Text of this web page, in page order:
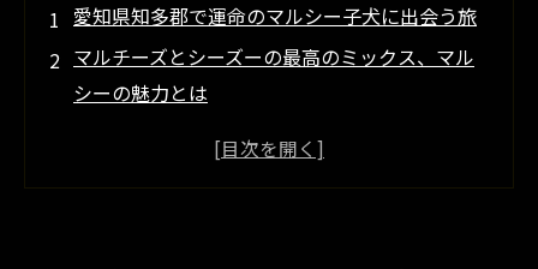
愛知県知多郡で運命のマルシー子犬に出会う旅
マルチーズとシーズーの最高のミックス、マル
シーの魅力とは
子犬を迎える前に知っておきたいポイント